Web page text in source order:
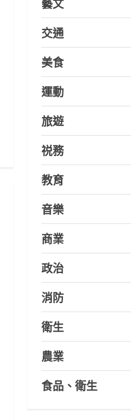
交通
美食
運動
旅遊
祱務
教育
音樂
商業
政治
消防
衛生
農業
食品、衛生